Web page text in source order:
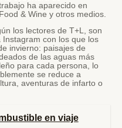
ha aparecido en
& Wine y otros medios.
los lectores de T+L, son
con los que los
invierno: paisajes de
de las aguas más
para cada persona, lo
se reduce a
aventuras de infarto o
en viaje